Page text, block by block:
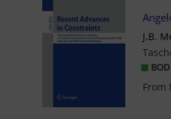
J.B.